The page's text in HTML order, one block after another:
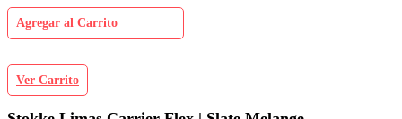
Agregar al Carrito
Ver Carrito